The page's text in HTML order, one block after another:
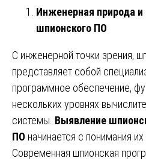
Инженерная природа и
шпионского ПО
С инженерной точки зрения,
представляет собой
программное обеспечение,
нескольких уровнях
системы. Выявление
ПО начинается с понимания их
Современная шпионская